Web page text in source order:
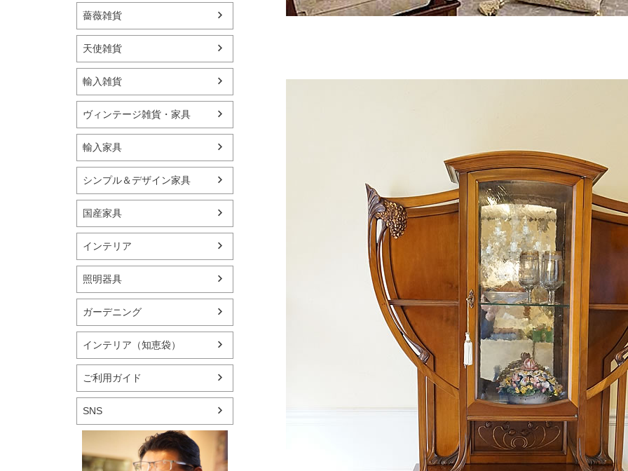
薔薇雑貨
天使雑貨
輸入雑貨
ヴィンテージ雑貨・家具
輸入家具
シンプル＆デザイン家具
国産家具
インテリア
照明器具
ガーデニング
インテリア（知恵袋）
ご利用ガイド
SNS